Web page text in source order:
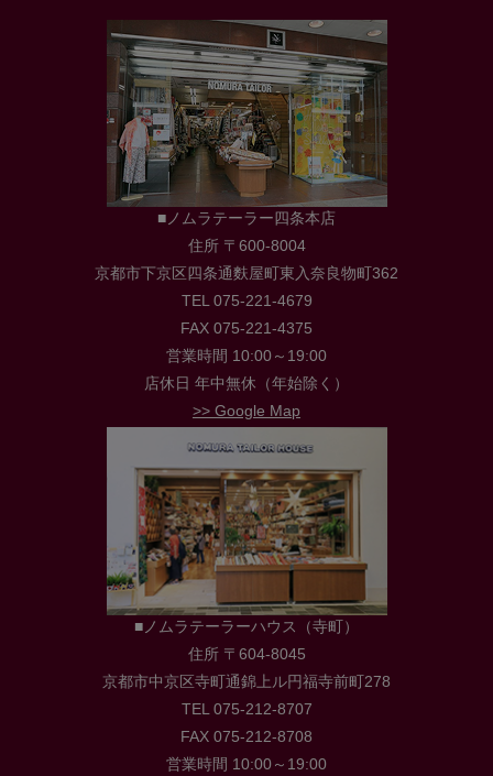
■ノムラテーラー四条本店
住所 〒600-8004
京都市下京区四条通麩屋町東入奈良物町362
TEL 075-221-4679
FAX 075-221-4375
営業時間 10:00～19:00
店休日 年中無休（年始除く）
>> Google Map
■ノムラテーラーハウス（寺町）
住所 〒604-8045
京都市中京区寺町通錦上ル円福寺前町278
TEL 075-212-8707
FAX 075-212-8708
営業時間 10:00～19:00